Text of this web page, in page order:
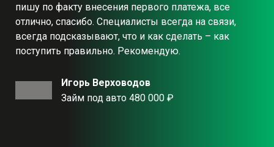
пишу по факту внесения первого платежа, все
отлично, спасибо. Специалисты всегда на связи,
всегда подсказывают, что и как сделать – как
поступить правильно. Рекомендую.
Игорь Верховодов
Займ под авто 480 000 ₽